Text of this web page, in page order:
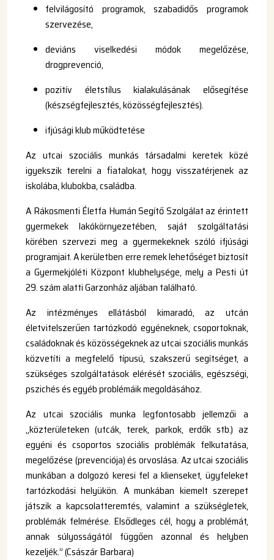
felvilágosító programok, szabadidős programok
szervezése,
deviáns viselkedési módok megelőzése,
drogprevenció,
pozitív életstílus kialakulásának elősegítése
(készségfejlesztés, közösségfejlesztés).
ifjúsági klub működtetése
Az utcai szociális munkás társadalmi keretek közé
igyekszik terelni a fiatalokat, hogy visszatérjenek az
iskolába, klubokba, családba.
A Rákosmenti Életfa Humán Segítő Szolgálat az érintett
gyermekek lakókörnyezetében, saját szolgáltatási
körében szervezi meg a gyermekeknek szóló ifjúsági
programjait. A kerületben erre remek lehetőséget biztosít
a Gyermekjóléti Központ klubhelysége, mely a Pesti út
29. szám alatti Garzonház aljában található.
Az intézményes ellátásból kimaradó, az utcán
életvitelszerűen tartózkodó egyéneknek, csoportoknak,
családoknak és közösségeknek az utcai szociális munkás
közvetíti a megfelelő típusú, szakszerű segítséget, a
szükséges szolgáltatások elérését szociális, egészségi,
pszichés és egyéb problémáik megoldásához.
Az utcai szociális munka legfontosabb jellemzői a
„közterületeken (utcák, terek, parkok, erdők stb.) az
egyéni és csoportos szociális problémák felkutatása,
megelőzése (prevenciója) és orvoslása. Az utcai szociális
munkában a dolgozó keresi fel a klienseket, ügyfeleket
tartózkodási helyükön. A munkában kiemelt szerepet
játszik a kapcsolatteremtés, valamint a szükségletek,
problémák felmérése. Elsődleges cél, hogy a problémát,
annak súlyosságától függően azonnal és helyben
kezeljék.” (Császár Barbara)